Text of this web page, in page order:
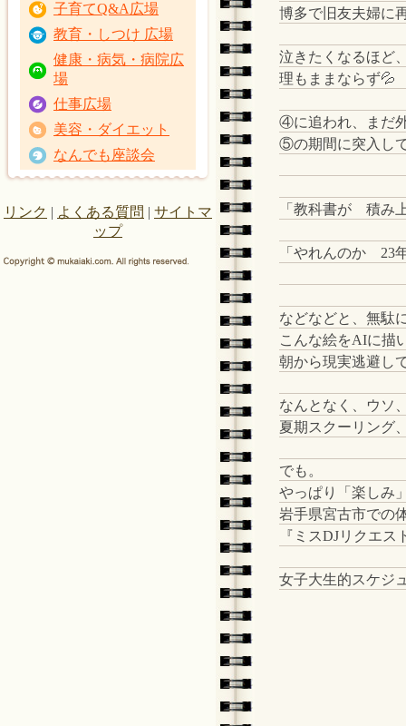
子育てQ&A広場
教育・しつけ 広場
健康・病気・病院広
場
仕事広場
美容・ダイエット
なんでも座談会
リンク | よくある質問 | サイトマ
ップ
博多で旧友夫婦に
泣きたくなるほど
理もままならず💦
④に追われ、まだ
⑤の期間に突入し
「教科書が 積み
「やれんのか 23
などなどと、無駄
こんな絵をAIに描
朝から現実逃避し
なんとなく、ウソ
夏期スクーリング
でも。
やっぱり「楽しみ
岩手県宮古市での
『ミスDJリクエ
女子大生的スケジ